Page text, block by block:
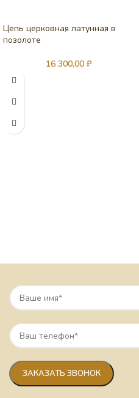
Цепь церковная латунная в
позолоте
16 300,00 ₽